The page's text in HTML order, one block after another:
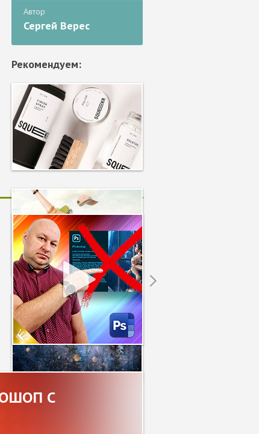
Автор
Сергей Верес
Рекомендуем:
5086
5390
2406
С